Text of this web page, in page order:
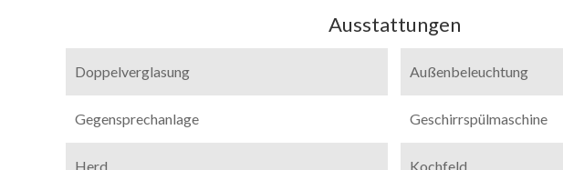
Ausstattungen
Doppelverglasung Außenbeleuchtung
Gegensprechanlage Geschirrspülmaschine
Herd Kochfeld